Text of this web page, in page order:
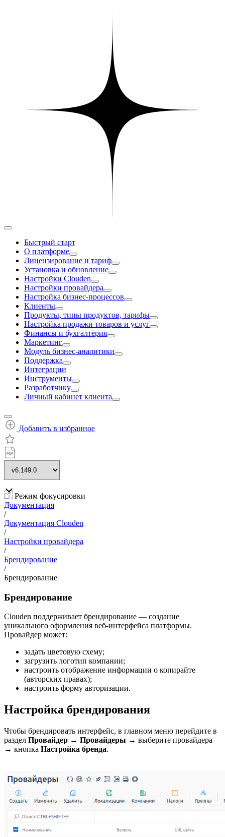
Быстрый старт
О платформе
Лицензирование и тариф
Установка и обновление
Настройки Clouden
Настройки провайдера
Настройка бизнес-процессов
Клиенты
Продукты, типы продуктов, тарифы
Настройка продажи товаров и услуг
Финансы и бухгалтерия
Маркетинг
Модуль бизнес-аналитики
Поддержка
Интеграции
Инструменты
Разработчику
Личный кабинет клиента
Добавить в избранное
Режим фокусировки
Документация
/
Документация Clouden
/
Настройки провайдера
/
Брендирование
/
Брендирование
Брендирование
Clouden поддерживает брендирование — создание
уникального оформления веб-интерфейса платформы.
Провайдер может:
задать цветовую схему;
загрузить логотип компании;
настроить отображение информации о копирайте
(авторских правах);
настроить форму авторизации.
Настройка брендирования
Чтобы брендировать интерфейс, в главном меню перейдите в
раздел Провайдер → Провайдеры → выберите провайдера
→ кнопка Настройка бренда.